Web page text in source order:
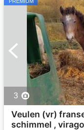
3
Veulen (vr)
schimmel ,